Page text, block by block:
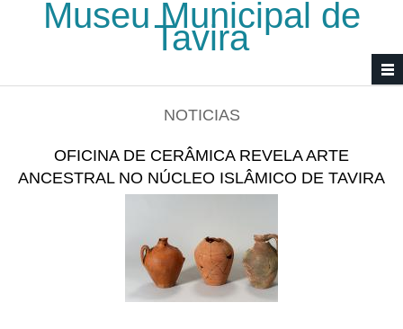
Passar para o conteúdo principal
Museu Municipal de
Tavira
NOTICIAS
OFICINA DE CERÂMICA REVELA ARTE
ANCESTRAL NO NÚCLEO ISLÂMICO DE TAVIRA